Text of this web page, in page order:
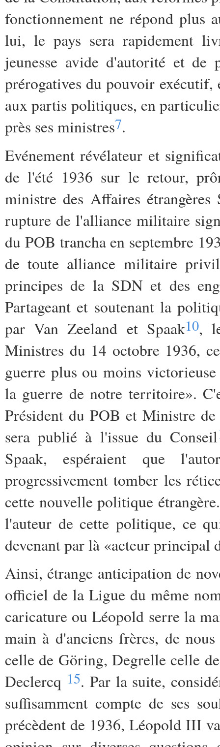
fonctionnement ne répond plus
lui, le pays sera rapidement
jeunesse avide d'autorité et
prérogatives du pouvoir exécutif,
aux partis politiques, en
près ses ministres7.
Evénement révélateur et
de l'été 1936 sur le retour,
ministre des Affaires
rupture de l'alliance militaire
du POB trancha en septembre
de toute alliance militaire
principes de la SDN et des
Partageant et soutenant la
par Van Zeeland et Spaak10,
Ministres du 14 octobre 1936,
guerre plus ou moins
la guerre de notre territoire».
Président du POB et Ministre
sera publié à l'issue du Conseil
Spaak, espéraient que
progressivement tomber les
cette nouvelle politique
l'auteur de cette politique, ce
devenant par là «acteur principal
Ainsi, étrange anticipation de
officiel de la Ligue du même
caricature ou Léopold serre la
main à d'anciens frères, de
celle de Göring, Degrelle celle
Declercq 15. Par la suite,
suffisamment compte de ses
précèdent de 1936, Léopold III